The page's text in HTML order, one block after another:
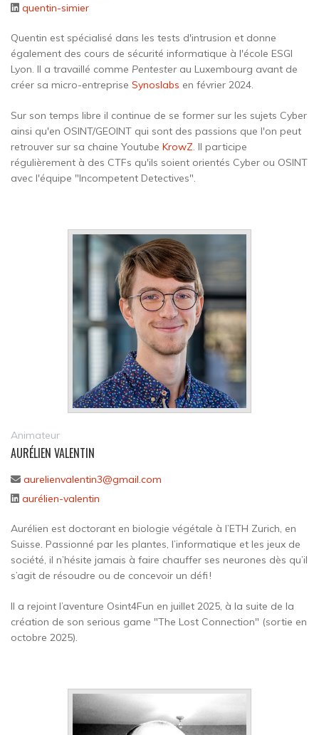
quentin-simier
Quentin est spécialisé dans les tests d'intrusion et donne
également des cours de sécurité informatique à l'école ESGI
Lyon. Il a travaillé comme Pentesterau Luxembourg avant de
créer sa micro-entreprise Synoslabs en février 2024.
Sur son temps libre il continue de se former sur les sujets Cyber
ainsi qu'en OSINT/GEOINT qui sont des passions que l'on peut
retrouver sur sa chaine Youtube KrowZ . Il participe
régulièrement à des CTFs qu'ils soient orientés Cyber ou OSINT
avec l'équipe "Incompetent Detectives".
Animateur
AURÉLIEN VALENTIN
aurelienvalentin3@gmail.com
aurélien-valentin
Aurélien est doctorant en biologie végétale à l’ETH Zurich, en
Suisse. Passionné par les plantes, l’informatique et les jeux de
société, il n’hésite jamais à faire chauffer ses neurones dès qu’il
s’agit de résoudre ou de concevoir un défi !
Il a rejoint l’aventure Osint4Fun en juillet 2025, à la suite de la
création de son serious game "The Lost Connection" (sortie en
octobre 2025).